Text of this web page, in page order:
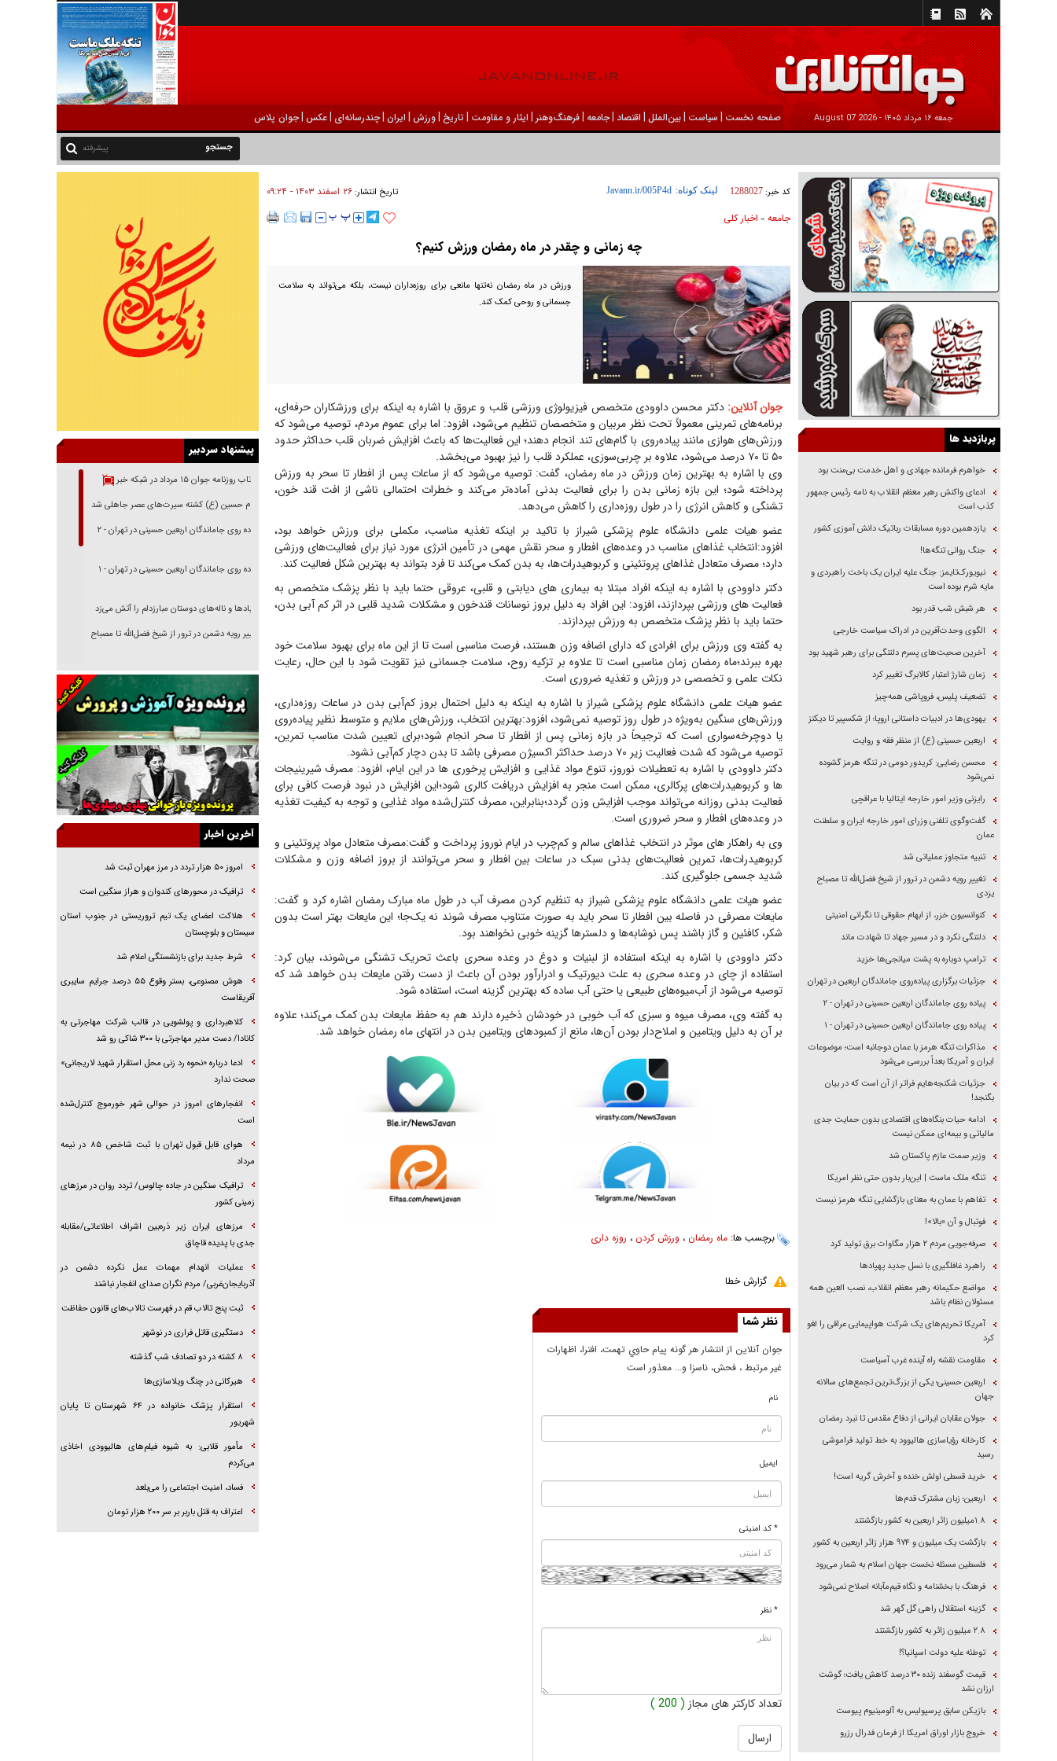
جمعه ۱۶ مرداد ۱۴۰۵ - 2026 August 07 صفحه نخست | سیاست |بين‌الملل | اقتصاد |جامعه |فرهنگ‌و‌هنر | ایثار و مقاومت |تاریخ |ورزش | ايران |چندرسانه‌ای |عکس |جوان پلاس
پیشرفته
کد خبر: 1288027 لینک کوتاه: تاریخ انتشار:۲۶ اسفند ۱۴۰۳ - ۰۹:۲۴
جامعه» اخبار كلی
چه زمانی و چقدر در ماه رمضان ورزش کنیم؟
ورزش در ماه رمضان نه‌تنها مانعی برای روزه‌داران نیست، بلکه می‌تواند به سلامت
جسمانی و روحی کمک کند.
جوان آنلاین: دکتر محسن داوودی متخصص فیزیولوژی ورزشی قلب و عروق با اشاره به اینکه برای ورزشکاران حرفه‌ای،
برنامه‌های تمرینی معمولاً تحت نظر مربیان و متخصصان تنظیم می‌شود، افزود: اما برای عموم مردم، توصیه می‌شود که
ورزش‌های هوازی مانند پیاده‌روی با گام‌های تند انجام دهند؛ این فعالیت‌ها که باعث افزایش ضربان قلب حداکثر حدود
۵۰ تا ۷۰ درصد می‌شود، علاوه بر چربی‌سوزی، عملکرد قلب را نیز بهبود می‌بخشد.
وی با اشاره به بهترین زمان ورزش در ماه رمضان، گفت: توصیه می‌شود که از ساعات پس از افطار تا سحر به ورزش
پرداخته شود؛ این بازه زمانی بدن را برای فعالیت بدنی آماده‌تر می‌کند و خطرات احتمالی ناشی از افت قند خون،
تشنگی و کاهش انرژی را در طول روزه‌داری را کاهش می‌دهد.
عضو هیات علمی دانشگاه علوم پزشکی شیراز با تاکید بر اینکه تغذیه مناسب، مکملی برای ورزش خواهد بود،
افزود:انتخاب غذاهای مناسب در وعده‌های افطار و سحر نقش مهمی در تأمین انرژی مورد نیاز برای فعالیت‌های ورزشی
دارد؛ مصرف متعادل غذاهای پروتئینی و کربوهیدرات‌ها، به بدن کمک می‌کند تا فرد بتواند به بهترین شکل فعالیت کند.
دکتر داوودی با اشاره به اینکه افراد مبتلا به بیماری های دیابتی و قلبی، عروقی حتما باید با نظر پزشک متخصص به
فعالیت های ورزشی بپردازند، افزود: این افراد به دلیل بروز نوسانات قندخون و مشکلات شدید قلبی در اثر کم آبی بدن،
حتما باید با نظر پزشک متخصص به ورزش بپردازند.
به گفته وی ورزش برای افرادی که دارای اضافه وزن هستند، فرصت مناسبی است تا از این ماه برای بهبود سلامت خود
بهره ببرند؛ماه رمضان زمان مناسبی است تا علاوه بر تزکیه روح، سلامت جسمانی نیز تقویت شود با این حال، رعایت
نکات علمی و تخصصی در ورزش و تغذیه ضروری است.
عضو هیات علمی دانشگاه علوم پزشکی شیراز با اشاره به اینکه به دلیل احتمال بروز کم‌آبی بدن در ساعات روزه‌داری،
ورزش‌های سنگین به‌ویژه در طول روز توصیه نمی‌شود، افزود:بهترین انتخاب، ورزش‌های ملایم و متوسط نظیر پیاده‌روی
یا دوچرخه‌سواری است که ترجیحاً در بازه زمانی پس از افطار تا سحر انجام شود؛برای تعیین شدت مناسب تمرین،
توصیه می‌شود که شدت فعالیت زیر ۷۰ درصد حداکثر اکسیژن مصرفی باشد تا بدن دچار کم‌آبی نشود.
دکتر داوودی با اشاره به تعطیلات نوروز، تنوع مواد غذایی و افزایش پرخوری ها در این ایام، افزود: مصرف شیرینیجات
ها و کربوهیدرات‌های پرکالری، ممکن است منجر به افزایش دریافت کالری شود؛این افزایش در نبود فرصت کافی برای
فعالیت بدنی روزانه می‌تواند موجب افزایش وزن گردد؛بنابراین، مصرف کنترل‌شده مواد غذایی و توجه به کیفیت تغذیه
در وعده‌های افطار و سحر ضروری است.
وی به راهکار های موثر در انتخاب غذاهای سالم و کم‌چرب در ایام نوروز پرداخت و گفت:مصرف متعادل مواد پروتئینی و
کربوهیدرات‌ها، تمرین فعالیت‌های بدنی سبک در ساعات بین افطار و سحر می‌توانند از بروز اضافه وزن و مشکلات
شدید جسمی جلوگیری کند.
عضو هیات علمی دانشگاه علوم پزشکی شیراز به تنظیم کردن مصرف آب در طول ماه مبارک رمضان اشاره کرد و گفت:
مایعات مصرفی در فاصله بین افطار تا سحر باید به صورت متناوب مصرف شوند نه یک‌جا؛ این مایعات بهتر است بدون
شکر، کافئین و گاز باشند پس نوشابه‌ها و دلسترها گزینه خوبی نخواهند بود.
دکتر داوودی با اشاره به اینکه استفاده از لبنیات و دوغ در وعده سحری باعث تحریک تشنگی می‌شوند، بیان کرد:
استفاده از چای در وعده سحری به علت دیورتیک و ادرارآور بودن آن باعث از دست رفتن مایعات بدن خواهد شد که
توصیه می‌شود از آب‌میوه‌های طبیعی یا حتی آب ساده که بهترین گزینه است، استفاده شود.
به گفته وی، مصرف میوه و سبزی که آب خوبی در خودشان ذخیره دارند هم به حفظ مایعات بدن کمک می‌کند؛ علاوه
بر آن به دلیل ویتامین و املاح‌دار بودن آن‌ها، مانع از کمبودهای ویتامین بدن در انتهای ماه رمضان خواهد شد.
برچسب ها: ماه رمضان ، ورزش کردن ، روزه داری
گزارش خطا
نظر شما
جوان آنلاين از انتشار هر گونه پيام حاوي تهمت، افترا، اظهارات
غير مرتبط ، فحش، ناسزا و... معذور است
نام
ایمیل
* کد امنیتی
* نظر
تعداد کارکتر های مجاز ( 200 )
پربازدید ها
خواهرم فرمانده جهادی و اهل خدمت بی‌منت بود
ادعای واکنش رهبر معظم انقلاب به نامه رئیس جمهور
کذب است
یازدهمین دوره مسابقات رباتیک دانش آموزی کشور
جنگ روانی تنگه‌ها!
نیویورک‌تایمز: جنگ علیه ایران یک باخت راهبردی و
مایه شرم بوده است
هر شبش شب قدر بود
الگوی وحدت‌آفرین در ادراک سیاست خارجی
آخرین صحبت‌های پسرم دلتنگی برای رهبر شهید بود
زمان شارژ اعتبار کالابرگ تغییر کرد
تضعیف پلیس، فروپاشی همه‌چیز
یهودی‌ها در ادبیات داستانی اروپا؛ از شکسپیر تا دیکنز
اربعین حسینی (ع) از منظر فقه و روایت
محسن رضایی: کریدور دومی در تنگه هرمز گشوده
نمی‌شود
رایزنی وزیر امور خارجه ایتالیا با عراقچی
گفت‌وگوی تلفنی وزرای امور خارجه ایران و سلطنت
عمان
تنبیه متجاوز عملیاتی شد
تغییر رویه دشمن در ترور از شیخ فضل‌الله تا مصباح
یزدی
کنوانسیون خزر، از ابهام حقوقی تا نگرانی امنیتی
دلتنگی نکرد و در مسیر جهاد تا شهادت ماند
ترامپ دوباره به پشت میانجی‌ها خزید
جزئیات برگزاری پیاده‌روی جاماندگان اربعین در تهران
پیاده روی جاماندگان اربعین حسینی در تهران - ۲
پیاده روی جاماندگان اربعین حسینی در تهران - ۱
مذاکرات تنگه هرمز با عمان دوجانبه است؛ موضوعات
ایران و آمریکا بعداً بررسی می‌شود
جزئیات شکنجه‌هایم فراتر از آن است که در بیان
بگنجد!
ادامه حیات بنگاه‌های اقتصادی بدون حمایت جدی
مالیاتی و بیمه‌ای ممکن نیست
وزیر صمت عازم پاکستان شد
تنگه ملک ماست | این‌بار بدون حتی نظر امریکا
تفاهم با عمان به معنای بازگشایی تنگه هرمز نیست
فوتبال و آن «بالا»!
صرفه‌جویی مردم ۲ هزار مگاوات برق تولید کرد
راهبرد غافلگیری با نسل جدید پهپاد‌ها
مواضع حکیمانه رهبر معظم انقلاب، نصب العین همه
مسئولان نظام باشد
آمریکا تحریم‌های یک شرکت هواپیمایی عراقی را لغو
کرد
مقاومت نقشه راه آینده غرب آسیاست
اربعین حسینی؛ یکی از بزرگ‌ترین تجمع‌های سالانه
جهان
جولان عقابان ایرانی از دفاع مقدس تا نبرد رمضان
کارخانه رؤیاسازی هالیوود به خط تولید فراموشی
رسید
خرید قسطی اولش خنده و آخرش گریه است!
اربعین؛ زبان مشترک قدم‌ها
۱.۸میلیون زائر اربعین به کشور بازگشتند
بازگشت یک میلیون و ۹۷۴ هزار زائر اربعین به کشور
فلسطین مسئله نخست جهان اسلام به شمار می‌رود
فرهنگ با بخشنامه و نگاه قیم‌مآبانه اصلاح نمی‌شود
گزینه استقلال راهی گل گهر شد
۲.۸ میلیون زائر به کشور بازگشتند
توطئه علیه دولت اسپانیا؟!
قیمت گوسفند زنده ۳۰ درصد کاهش یافت؛ گوشت
ارزان نشد
بازیکن سابق پرسپولیس به آلومینیوم پیوست
خروج بازار اوراق امریکا از فرمان فدرال رزرو
پیشنهاد سردبیر
بازتاب روزنامه جوان ۱۵ مرداد در شبکه خبر
امام حسین (ع) کشته سیرت‌های عصر جاهلی شد
پیاده روی جاماندگان اربعین حسینی در تهران - ۲
پیاده روی جاماندگان اربعین حسینی در تهران - ۱
فریاد‌ها و ناله‌های دوستان مبارزدلم را آتش می‌زد
تغییر رویه دشمن در ترور از شیخ فضل‌الله تا مصباح
خرید قسطی اولش خنده و آخرش گریه است!
فوتبال و آن «بالا»!
راهبرد غافلگیری با نسل جدید پهپاد‌ها
جنجال پزشکان تقلبی در صنعت زیبایی
یهودی‌ها در ادبیات داستانی اروپا؛ از شکسپیر تا
دیکنز
گفت‌وگو با خواهر یکی از شهدای جنگ رمضان/
خواهرم فرمانده جهادی و اهل خدمت بی‌منت بود
بگنجد!
گزارش «جوان» از قوانین سخت‌گیرانه ۶ قاره در
تحلیل ابعاد پیام رهبر انقلاب به حزب‌الله/ مقاومت
آخرین اخبار
امروز ۵۰ هزار تردد در مرز مهران ثبت شد
ترافیک در محور‌های کندوان و هراز سنگین است
هلاکت اعضای یک تیم تروریستی در جنوب استان
سیستان و بلوچستان
شرط جدید برای بازنشستگی اعلام شد
هوش مصنوعی، بستر وقوع ۵۵ درصد جرایم سایبری
آفریقاست
کلاهبرداری و پولشویی در قالب شرکت مهاجرتی به
کانادا/ دست مدیر مهاجرتی با ۳۰۰ شاکی رو شد
ادعا درباره «نحوه رد زنی محل استقرار شهید لاریجانی»
صحت ندارد
انفجار‌های امروز در حوالی شهر خورموج کنترل‌شده
است
هوای قابل قبول تهران با ثبت شاخص ۸۵ در نیمه
مرداد
ترافیک سنگین در جاده چالوس/ تردد روان در مرز‌های
زمینی کشور
مرز‌های ایران زیر ذره‌بین اشراف اطلاعاتی/مقابله
جدی با پدیده قاچاق
عملیات انهدام مهمات عمل نکرده دشمن در
آذربایجان‌غربی/ مردم نگران صدای انفجار نباشند
ثبت پنج تالاب قم در فهرست تالاب‌های قانون حفاظت
دستگیری قاتل فراری در نوشهر
۸ کشته در دو تصادف شب گذشته
هیرکانی در چنگ ویلاسازی‌ها
‌استقرار پزشک خانواده در ۶۴ شهرستان تا پایان
شهریور
مأمور قلابی: به شیوه فیلم‌های هالیوودی اخاذی
می‌کردم
فساد، امنیت اجتماعی را می‌بلعد
‌‌اعتراف به قتل باربر بر سر ۲۰۰ هزار تومان